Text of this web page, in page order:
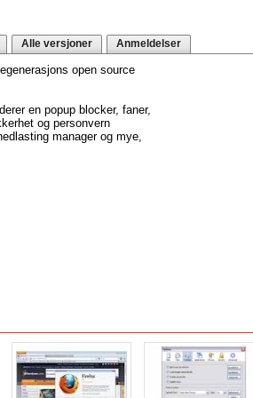
Alle versjoner Anmeldelser
open source
en popup blocker, faner,
og personvern
manager og mye,